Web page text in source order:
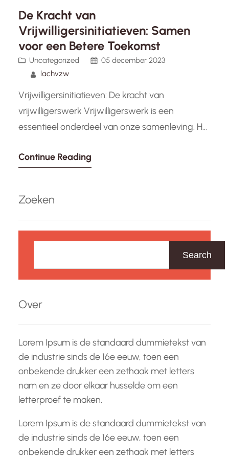
De Kracht van
Vrijwilligersinitiatieven: Samen
voor een Betere Toekomst
Uncategorized
05 december 2023
lachvzw
Vrijwilligersinitiatieven: De kracht van
vrijwilligerswerk Vrijwilligerswerk is een
essentieel onderdeel van onze samenleving. Het
voor anderen en bijdragen aan positieve
het creëren van een betere wereld en het
bevorderen van solidariteit. Een
Continue Reading
Zoeken
k
n
Search
Over
Lorem Ipsum is de standaard dummietekst van
de industrie sinds de 16e eeuw, toen een
onbekende drukker een zethaak met letters
nam en ze door elkaar husselde om een
letterproef te maken.
Lorem Ipsum is de standaard dummietekst van
de industrie sinds de 16e eeuw, toen een
onbekende drukker een zethaak met letters